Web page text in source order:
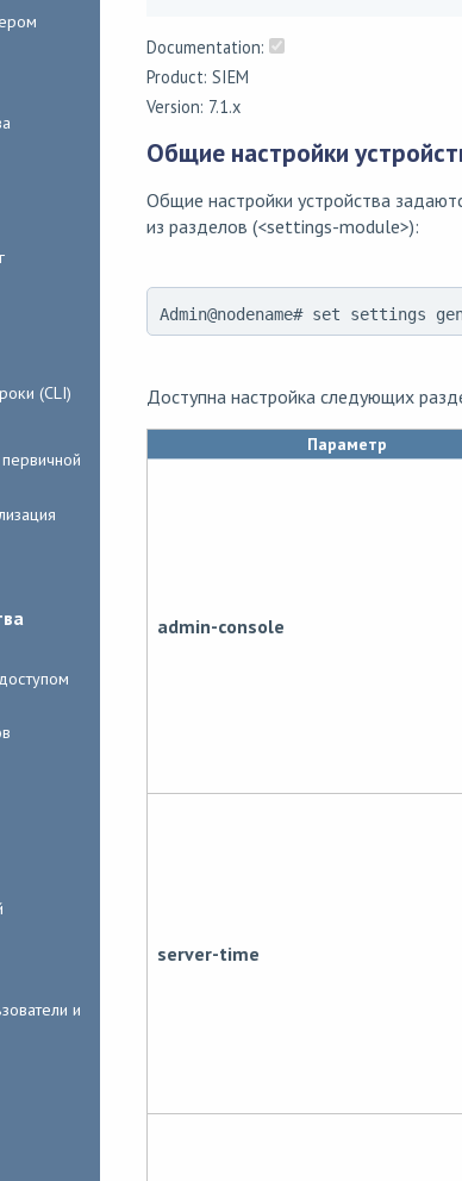
(CLI)
и
Documentation:
Product: SIEM
Version: 7.1.x
Общие настройки
Общие настройки устройства
из разделов (<settings-module>):
Admin@nodename# set settings
Доступна настройка следующих
Параметр
admin-console
server-time